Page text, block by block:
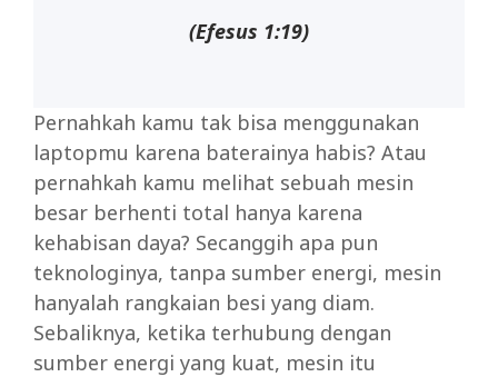
(Efesus 1:19)
Pernahkah kamu tak bisa menggunakan
laptopmu karena baterainya habis? Atau
pernahkah kamu melihat sebuah mesin
besar berhenti total hanya karena
kehabisan daya? Secanggih apa pun
teknologinya, tanpa sumber energi, mesin
hanyalah rangkaian besi yang diam.
Sebaliknya, ketika terhubung dengan
sumber energi yang kuat, mesin itu